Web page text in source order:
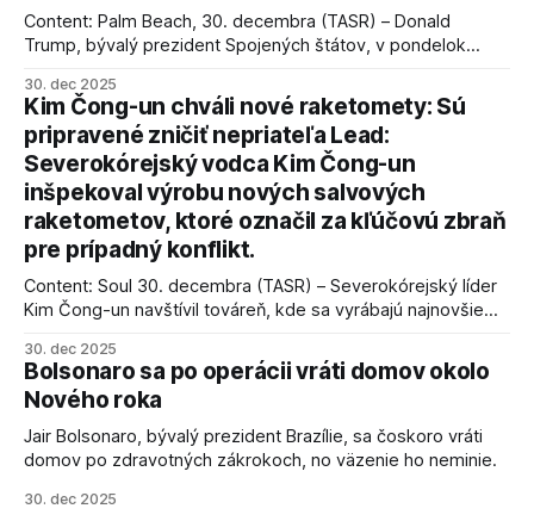
Content: Palm Beach, 30. decembra (TASR) – Donald
Trump, bývalý prezident Spojených štátov, v pondelok
kľúčové pre úspešné dosiahnutie prímeria v Gaze. Agentúra
AFP informuje, že Trump vyjadril presvedčenie, že Izrael plní
podmienky dohody o prí
30. dec 2025
Kim Čong-un chváli nové raketomety: Sú
pripravené zničiť nepriateľa Lead:
Severokórejský vodca Kim Čong-un
inšpekoval výrobu nových salvových
raketometov, ktoré označil za kľúčovú zbraň
pre prípadný konflikt.
Content: Soul 30. decembra (TASR) – Severokórejský líder
Kim Čong-un navštívil továreň, kde sa vyrábajú najnovšie
schopnosti. Informovali o tom štátne médiá KĽDR, na ktoré
sa odvoláva agentúra AFP.
30. dec 2025
Bolsonaro sa po operácii vráti domov okolo
Nového roka
Jair Bolsonaro, bývalý prezident Brazílie, sa čoskoro vráti
domov po zdravotných zákrokoch, no väzenie ho neminie.
30. dec 2025